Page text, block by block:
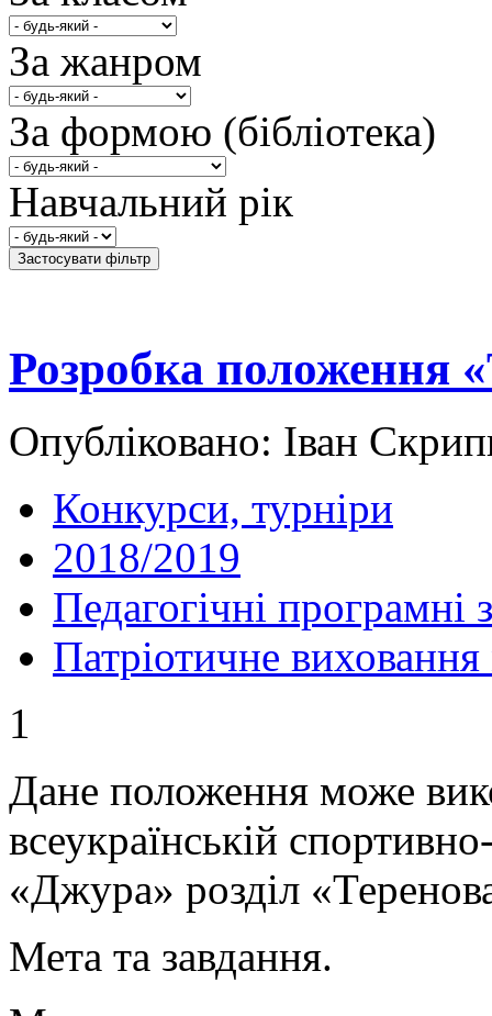
За жанром
За формою (бібліотека)
Навчальний рік
Розробка положення
Опубліковано: Іван
Конкурси, турніри
2018/2019
Педагогічні програмні
Патріотичне виховання
1
Дане положення може
всеукраїнській
«Джура» розділ
Мета та завдання.